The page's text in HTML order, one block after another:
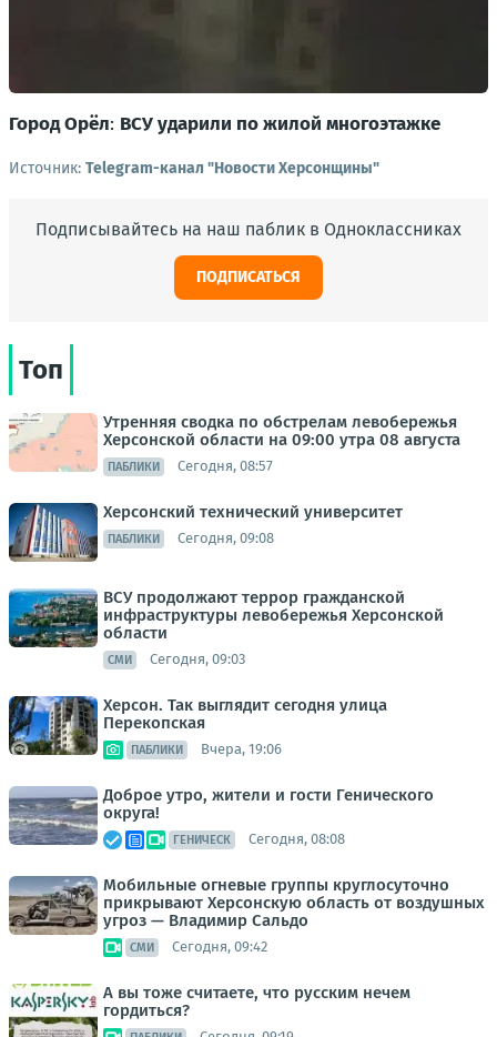
Город Орёл: ВСУ ударили по жилой многоэтажке
Источник: Telegram-канал "Новости Херсонщины"
Подписывайтесь на наш паблик в Одноклассниках
ПОДПИСАТЬСЯ
Топ
Утренняя сводка по обстрелам левобережья
Херсонской области на 09:00 утра 08 августа
ПАБЛИКИ Сегодня, 08:57
Херсонский технический университет
ПАБЛИКИ Сегодня, 09:08
ВСУ продолжают террор гражданской
инфраструктуры левобережья Херсонской
области
СМИ Сегодня, 09:03
Херсон. Так выглядит сегодня улица
Перекопская
ПАБЛИКИ Вчера, 19:06
Доброе утро, жители и гости Генического
округа!
ГЕНИЧЕСК Сегодня, 08:08
Мобильные огневые группы круглосуточно
прикрывают Херсонскую область от воздушных
угроз — Владимир Сальдо
СМИ Сегодня, 09:42
А вы тоже считаете, что русским нечем
гордиться?